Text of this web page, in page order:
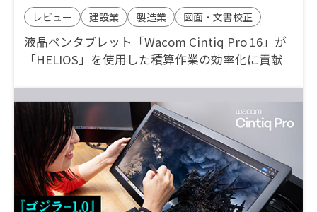
レビュー 建設業 製造業 図面・文書校正
液晶ペンタブレット「Wacom Cintiq Pro 16」が
「HELIOS」を使用した積算作業の効率化に貢献